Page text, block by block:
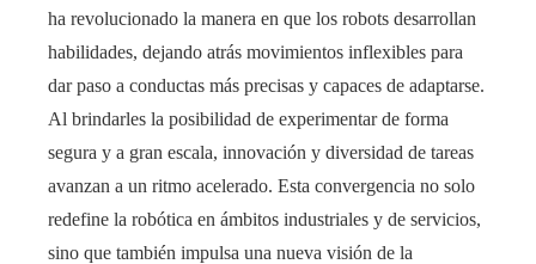
ha revolucionado la manera en que los robots desarrollan
habilidades, dejando atrás movimientos inflexibles para
dar paso a conductas más precisas y capaces de adaptarse.
Al brindarles la posibilidad de experimentar de forma
segura y a gran escala, innovación y diversidad de tareas
avanzan a un ritmo acelerado. Esta convergencia no solo
redefine la robótica en ámbitos industriales y de servicios,
sino que también impulsa una nueva visión de la